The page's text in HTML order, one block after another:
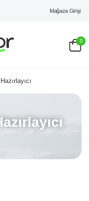
Mağaza Girişi
0